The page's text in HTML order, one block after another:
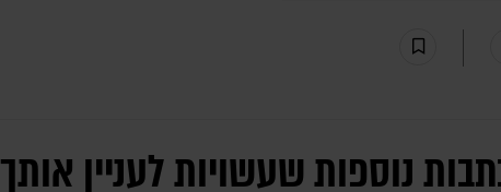
נוספות שעשויות לעניין אותך